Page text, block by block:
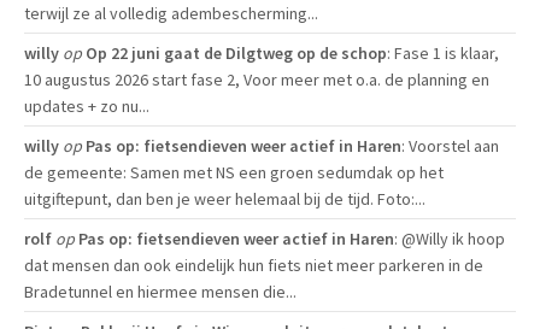
terwijl ze al volledig adembescherming...
willy op Op 22 juni gaat de Dilgtweg op de schop: Fase 1 is klaar,
10 augustus 2026 start fase 2, Voor meer met o.a. de planning en
updates + zo nu...
willy op Pas op: fietsendieven weer actief in Haren: Voorstel aan
de gemeente: Samen met NS een groen sedumdak op het
uitgiftepunt, dan ben je weer helemaal bij de tijd. Foto:...
rolf op Pas op: fietsendieven weer actief in Haren: @Willy ik hoop
dat mensen dan ook eindelijk hun fiets niet meer parkeren in de
Bradetunnel en hiermee mensen die...